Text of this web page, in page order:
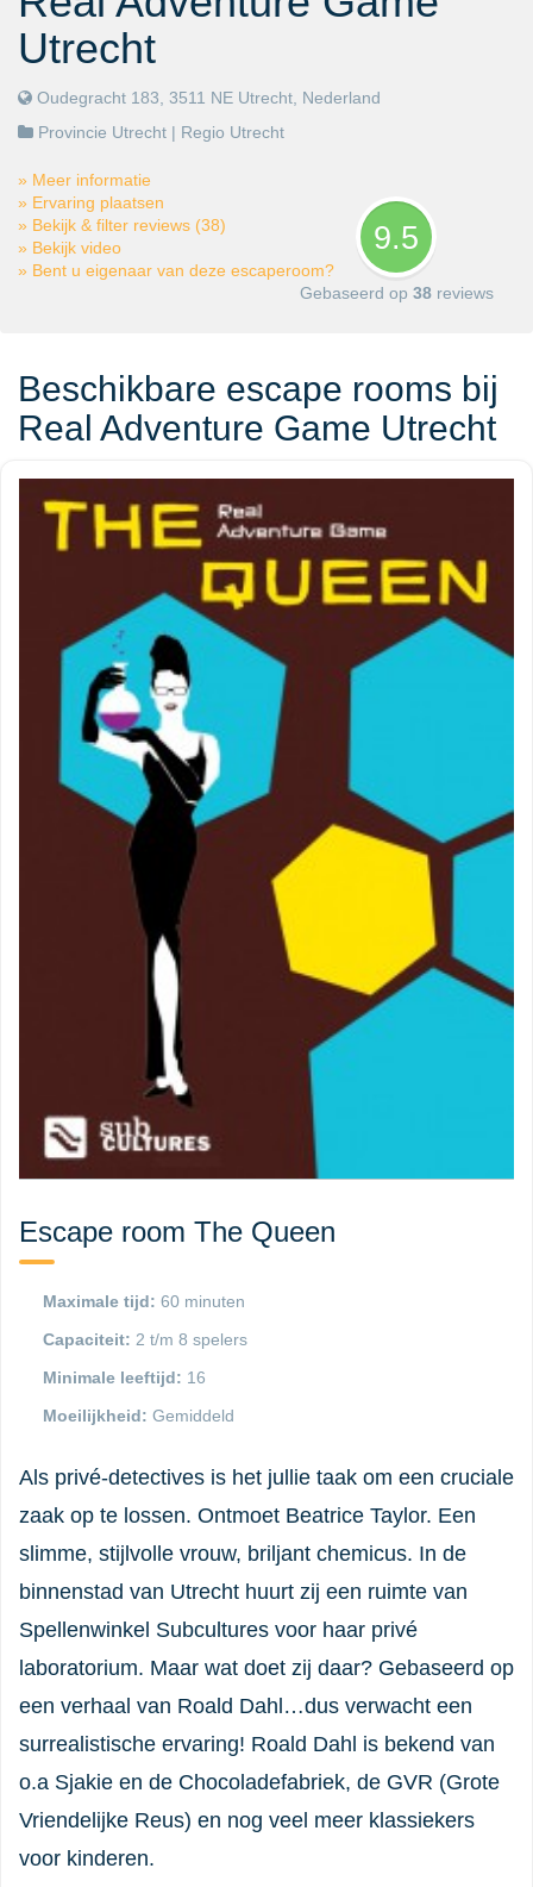
Utrecht
Oudegracht 183, 3511 NE Utrecht, Nederland
Provincie Utrecht | Regio Utrecht
» Meer informatie
» Ervaring plaatsen
» Bekijk & filter reviews (38)
» Bekijk video
» Bent u eigenaar van deze escaperoom?
9.5
Gebaseerd op 38reviews
Beschikbare escape rooms bij
Real Adventure Game Utrecht
Escape room The Queen
Maximale tijd: 60 minuten
Capaciteit: 2 t/m 8 spelers
Minimale leeftijd: 16
Moeilijkheid: Gemiddeld
Als privé-detectives is het jullie taak om een cruciale
zaak op te lossen. Ontmoet Beatrice Taylor. Een
slimme, stijlvolle vrouw, briljant chemicus. In de
binnenstad van Utrecht huurt zij een ruimte van
Spellenwinkel Subcultures voor haar privé
laboratorium. Maar wat doet zij daar? Gebaseerd op
een verhaal van Roald Dahl…dus verwacht een
surrealistische ervaring! Roald Dahl is bekend van
o.a Sjakie en de Chocoladefabriek, de GVR (Grote
Vriendelijke Reus) en nog veel meer klassiekers
voor kinderen.